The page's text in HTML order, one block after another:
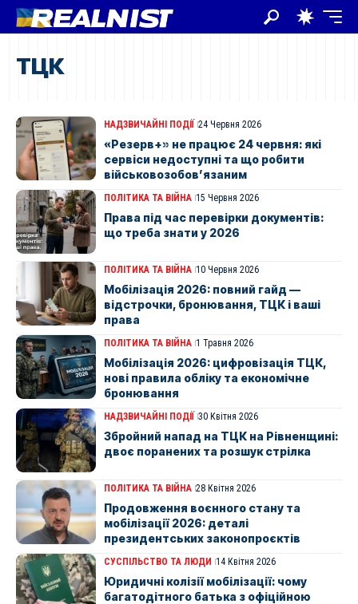
ТЦК
НАДЗВИЧАЙНІ ПОДІЇ 24 Червня 2026
«Резерв+» не працює 24 червня: які
сервіси недоступні та що робити
військовозобов’язаним
ПОЛІТИКА ТА ВІЙНА 15 Червня 2026
Права під час перевірки документів:
що треба знати у 2026
ПОЛІТИКА ТА ВІЙНА 10 Червня 2026
Мобілізація 2026: повний гайд —
відстрочки, бронювання, ТЦК і ваші
права
ПОЛІТИКА ТА ВІЙНА 1 Травня 2026
Мобілізація 2026: цифровізація ТЦК,
нові правила обліку та економічне
бронювання
НАДЗВИЧАЙНІ ПОДІЇ 30 Квітня 2026
Збройний напад на ТЦК на Рівненщині:
двоє поранених та розшук стрілка
ПОЛІТИКА ТА ВІЙНА 28 Квітня 2026
Продовження воєнного стану та
мобілізації 2026: деталі
президентських законопроєктів
СУСПІЛЬСТВО ТА ЛЮДИ 14 Квітня 2026
Юридичні колізії мобілізації: чому
багатодітного батька з офіційною